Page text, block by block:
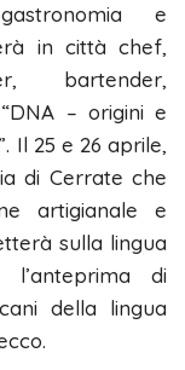
e
in città chef,
bartender,
– origini e
Il 25 e 26 aprile,
di Cerrate che
artigianale e
sulla lingua
di
della lingua